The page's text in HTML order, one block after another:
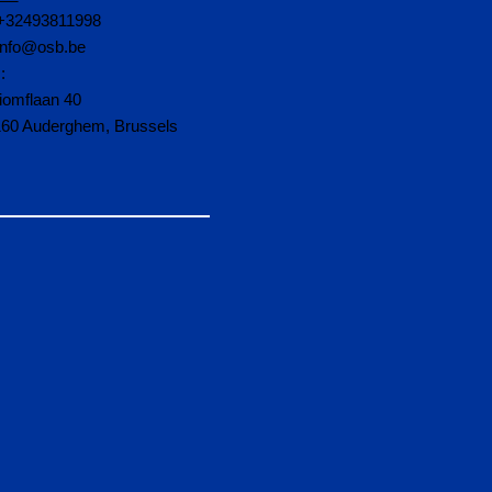
40
Auderghem, Brussels